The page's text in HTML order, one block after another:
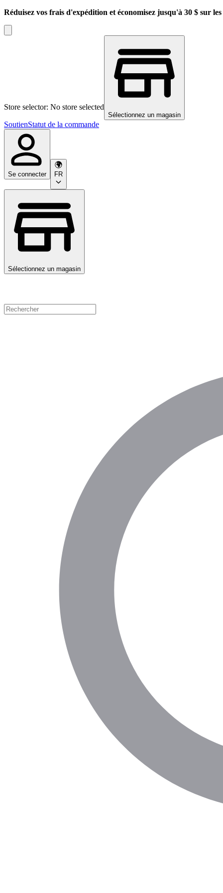
Réduisez vos frais d'expédition et économisez jusqu'à 30 $ sur
Store selector: No store selected
Sélectionnez un magasin
SoutienStatut de la commande
Se connecter FR
Sélectionnez un magasin